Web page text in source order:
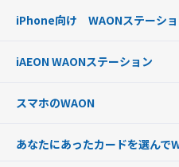
オートチャージ
ポイントからチャージする
チャージ上限金額の変更について
WAONネットステーションWAON端
iPhone向け WAONステーショ
iAEON WAONステーション
スマホのWAON
あなたにあったカードを選んで